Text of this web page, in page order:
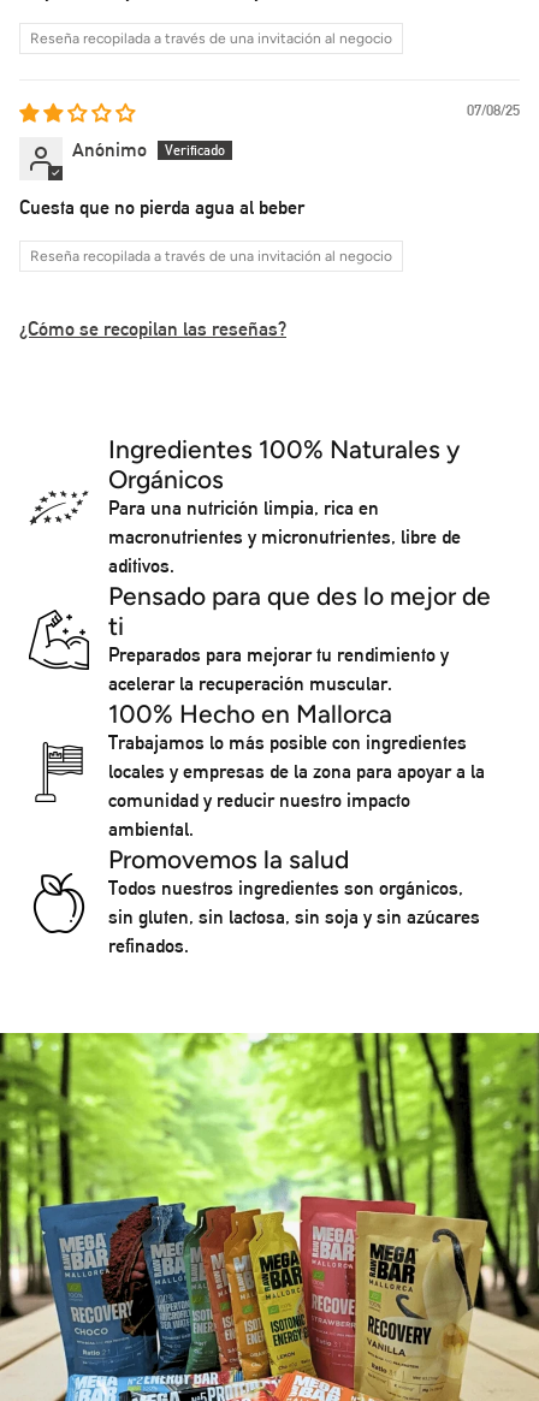
Reseña recopilada a través de una invitación al negocio
07/08/25
Anónimo
Cuesta que no pierda agua al beber
Reseña recopilada a través de una invitación al negocio
¿Cómo se recopilan las reseñas?
Ingredientes 100% Naturales y
Orgánicos
Para una nutrición limpia, rica en
macronutrientes y micronutrientes, libre de
aditivos.
Pensado para que des lo mejor de
ti
Preparados para mejorar tu rendimiento y
acelerar la recuperación muscular.
100% Hecho en Mallorca
Trabajamos lo más posible con ingredientes
locales y empresas de la zona para apoyar a la
comunidad y reducir nuestro impacto
ambiental.
Promovemos la salud
Todos nuestros ingredientes son orgánicos,
sin gluten, sin lactosa, sin soja y sin azúcares
refinados.